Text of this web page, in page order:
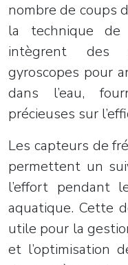
nombre de coups
la technique de
intègrent des
gyroscopes pour
dans l’eau,
précieuses sur
Les capteurs de
permettent un
l’effort pendant
aquatique. Cette
utile pour la
et l’optimisation